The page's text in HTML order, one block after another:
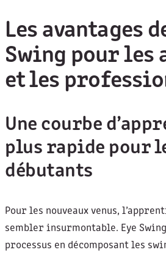
Les avantages
Swing pour les
et les
Une courbe
plus rapide pour
débutants
Pour les nouveaux venus,
sembler insurmontable. Eye
processus en décomposant les